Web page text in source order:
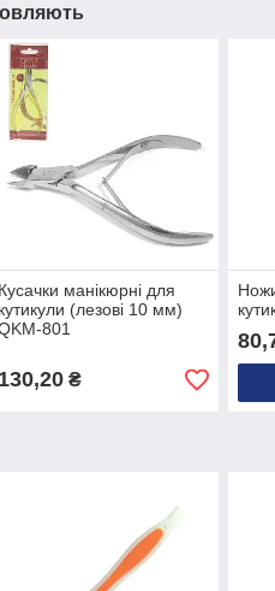
Кусачки манікюрні для
кутикули (лезові 10 мм)
801
130,20₴